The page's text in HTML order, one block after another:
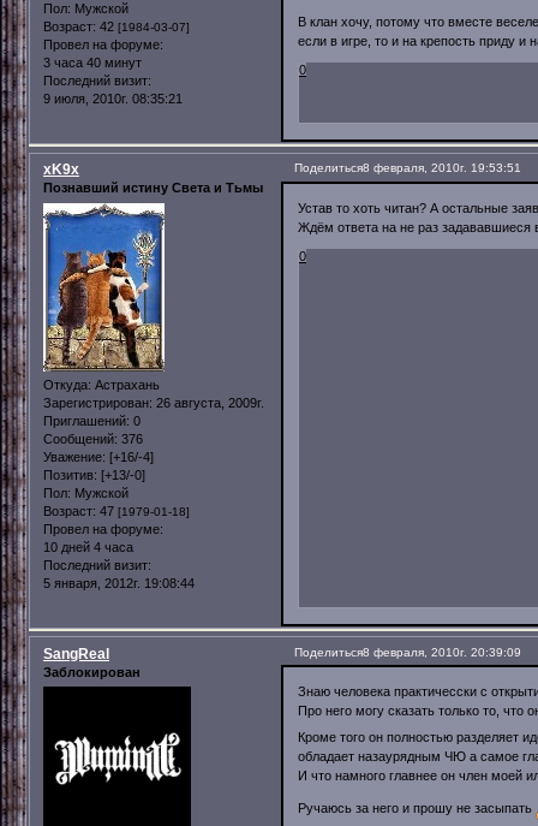
Пол: Мужской
Возраст: 42 [1984-03-07]
Провел на форуме:
3 часа 40 минут
Последний визит:
9 июля, 2010г. 08:35:21
В клан хочу, потому что вместе
если в игре, то и на крепость приду и
0
Поделиться8 февраля, 2010г. 19:53:51
xK9x
Познавший истину Света и Тьмы
Откуда: Астрахань
Зарегистрирован: 26 августа, 2009г.
Приглашений: 0
Сообщений: 376
Уважение: [+16/-4]
Позитив: [+13/-0]
Пол: Мужской
Возраст: 47 [1979-01-18]
Провел на форуме:
10 дней 4 часа
Последний визит:
5 января, 2012г. 19:08:44
Устав то хоть читан? А остальные
Ждём ответа на не раз задававшиеся
0
Поделиться8 февраля, 2010г. 20:39:09
SangReal
Заблокирован
Знаю человека практичесски с
Про него могу сказать только то,
Кроме того он полностью разделяет
обладает назаурядным ЧЮ а самое
И что намного главнее он член моей
Ручаюсь за него и прошу не засыпать